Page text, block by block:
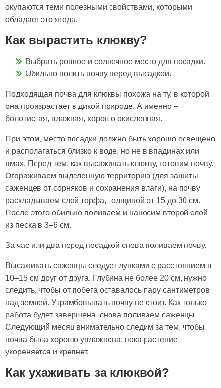
окупаются теми полезными свойствами, которыми
обладает это ягода.
Как вырастить клюкву?
Выбрать ровное и солнечное место для посадки.
Обильно полить почву перед высадкой.
Подходящая почва для клюквы похожа на ту, в которой
она произрастает в дикой природе. А именно –
болотистая, влажная, хорошо окисленная.
При этом, место посадки должно быть хорошо освещено
и располагаться близко к воде, но не в впадинах или
ямах. Перед тем, как высаживать клюкву, готовим почву.
Огораживаем выделенную территорию (для защиты
саженцев от сорняков и сохранения влаги), на почву
раскладываем слой торфа, толщиной от 15 до 30 см.
После этого обильно поливаем и наносим второй слой
из песка в 3–6 см.
За час или два перед посадкой снова поливаем почву.
Высаживать саженцы следует лунками с расстоянием в
10–15 см друг от друга. Глубина не более 20 см, нужно
следить, чтобы от побега оставалось пару сантиметров
над землей. Утрамбовывать почву не стоит. Как только
работа будет завершена, снова поливаем саженцы.
Следующий месяц внимательно следим за тем, чтобы
почва была хорошо увлажнена, пока растение
укореняется и крепнет.
Как ухаживать за клюквой?